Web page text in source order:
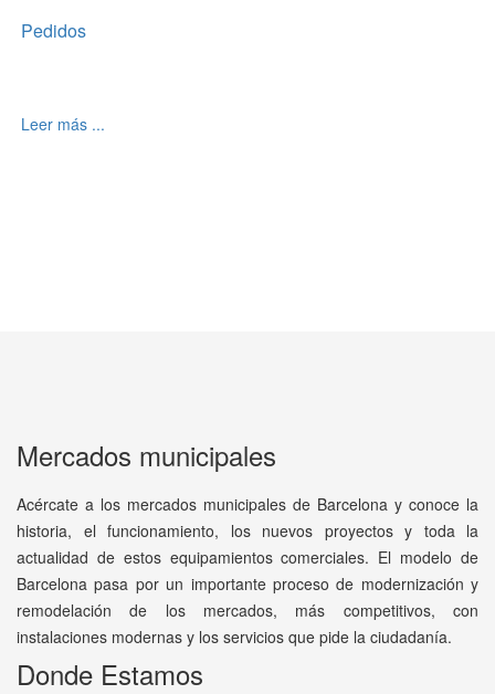
Pedidos
Leer más ...
Mercados municipales
Acércate a los mercados municipales de Barcelona y conoce la
historia, el funcionamiento, los nuevos proyectos y toda la
actualidad de estos equipamientos comerciales. El modelo de
Barcelona pasa por un importante proceso de modernización y
remodelación de los mercados, más competitivos, con
instalaciones modernas y los servicios que pide la ciudadanía.
Donde Estamos